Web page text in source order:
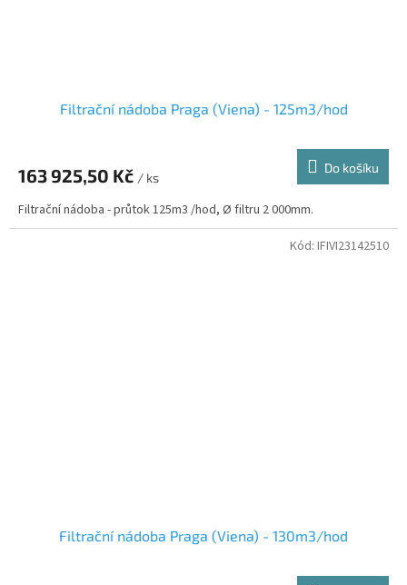
Filtrační nádoba Praga (Viena) - 125m3/hod
163 925,50 Kč / ks
Do košíku
Filtrační nádoba - průtok 125m3 /hod, Ø filtru 2 000mm.
Filtrační nádoba Praga (Viena) - 130m3/hod
Kód: IFIVI23142510